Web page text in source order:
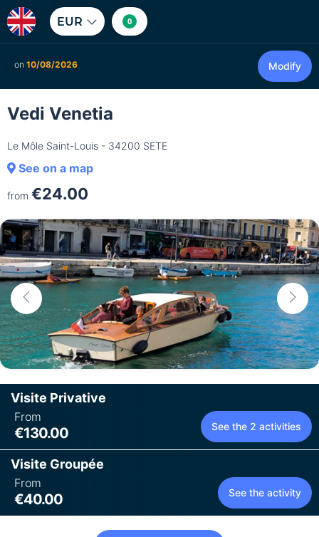
EUR 0
on 10/08/2026 Modify
Vedi Venetia
Le Môle Saint-Louis - 34200 SETE
See on a map
from €24.00
Visite Privative
From
€130.00 See the 2 activities
Visite Groupée
From
€40.00 See the activity